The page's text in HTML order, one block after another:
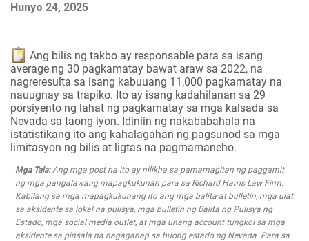
Hunyo 24, 2025
Ang bilis ng takbo ay responsable para sa isang
average ng 30 pagkamatay bawat araw sa 2022, na
nagreresulta sa isang kabuuang 11,000 pagkamatay na
nauugnay sa trapiko. Ito ay isang kadahilanan sa 29
porsiyento ng lahat ng pagkamatay sa mga kalsada sa
Nevada sa taong iyon. Idiniin ng nakababahala na
istatistikang ito ang kahalagahan ng pagsunod sa mga
limitasyon ng bilis at ligtas na pagmamaneho.
Mga Tala:Ang mga post na ito ay nilikha sa pamamagitan ng paggamit
ng mga pangalawang mapagkukunan para sa Richard Harris Law Firm.
Kabilang sa mga mapagkukunang ito ang mga balita at bulletin, mga ulat
sa aksidente sa lokal na pulisya, mga bulletin ng Balita ng Pulisya ng
Estado, mga social media outlet, at mga unang account tungkol sa mga
aksidente sa pinsala na nagaganap sa buong estado ng Nevada. Para sa